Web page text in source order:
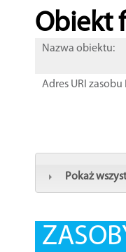
Obiekt
Nazwa obiektu:
Adres URI zasobu
Pokaż